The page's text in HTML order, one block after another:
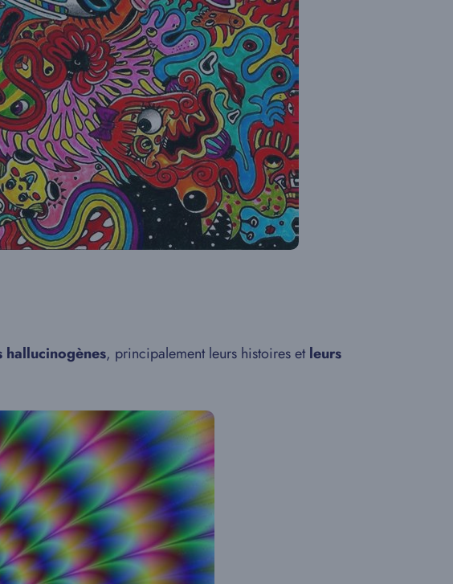
hallucinogènes, principalement leurs histoires etleurs